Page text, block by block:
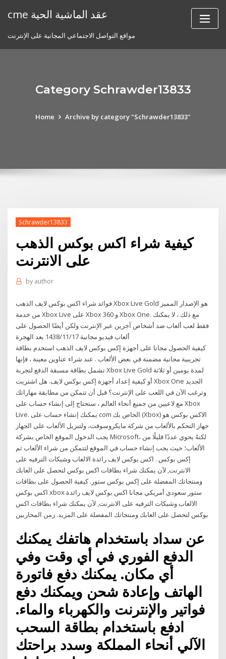
cme عقد الماشية الحية
مواقع التواصل الاجتماعي المجانية على الإنترنت
Category Schrawder13833
Home Archive by category "Schrawder13833"
Schrawder13833
كيفية شراء اكس بوكس ​​الذهب
على الانترنت
by author
فوائد شراء اكس بوكس لايف الذهب Xbox Live Gold هو الإصدار المميز
من خدمة Xbox Live على Xbox 360 و Xbox One. مع ذلك ، لا يمكنك
فقط لعب ألعاب ضد أشخاص آخرين عبر الإنترنت ولكن أيضًا الحصول على
ألعاب فيديو مجانية 17‏‏/11‏‏/1438 بعد الهجرة
كيفية الحصول مجانا على أجهزة إكس بوكس لايف الذهب استخدم بطاقة
تجريبية مجانية مضمنة في بعض الألعاب . عند شراء عناوين معينة ، فإنها
تشمل بطاقة مسبقة الدفع لتجربة Xbox Live Gold لمدة يومين أو ثلاثة
أو كيفية إعداد أجهزة إكس بوكس لايف. هل اشتريت Xbox One الجديد
وترغب الآن في اللعب على الإنترنت؟ قبل أن تتمكن من مطابقة مهاراتك
مع لاعبين من جميع أنحاء العالم ، ستحتاج إلى إنشاء حساب على Xbox
Live. يمكنك إنشاء حساب على com الخاص بك (Xbox) الاكس بوكس هو
جهاز التحكم بالألعاب من شركة مايكروسوفت، ولتنزيل الألعاب على الجهاز
يجب الدخول الموقع الخاص بشركة Microsoft، لكنهُ يحوي عددًا قليلًا من
الألعاب؛ حيث يجب إنشاء حساب في الموقع لتتمكن من شراء الألعاب ثم
إكس بوكس . اكس بوكس لايف رائدة الالعاب وشبكات الترفيه على
الانترنت, لآن يمكنك شراء بطاقات اكس بوكس لتحصل على العابك
ومنتجاتك المفضلة على إكس بوكس ستور. كيفية الحصول على بطاقات
اكس بوكس xbox ستور سعودي أمريكي مجانا اكس بوكس لايف رائدة
الالعاب وشبكات الترفيه على الانترنت, لآن يمكنك شراء بطاقات اكس
بوكس لتحصل على العابك ومنتجاتك المفضلة على المزيد. زمن المحاربين
عن سداد باستخدام هاتفك يمكنك
الدفع الفوري في أي وقت وفي
أي مكان. يمكنك دفع فاتورة
الهاتف وإعادة شحن ويمكنك دفع
فواتير والإنترنت والكهرباء والماء.
ادفع باستخدام بطاقة السحب
الآلي أنحاء المملكة وسدد براحتك